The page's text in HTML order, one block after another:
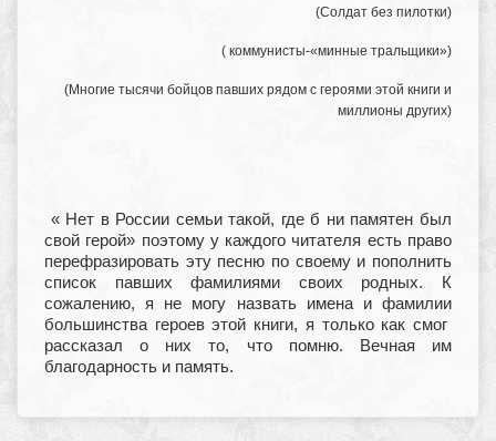
(Солдат без пилотки)
( коммунисты-«минные тральщики»)
(Многие тысячи бойцов павших рядом с героями этой книги и
миллионы других)
« Нет в России семьи такой, где б ни памятен был
свой герой» поэтому у каждого читателя есть право
перефразировать эту песню по своему и пополнить
список павших фамилиями своих родных. К
сожалению, я не могу назвать имена и фамилии
большинства героев этой книги, я только как смог
рассказал о них то, что помню. Вечная им
благодарность и память.